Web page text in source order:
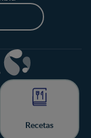
Recetas